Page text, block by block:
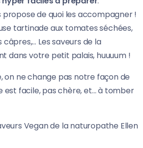
propose de quoi les accompagner !
tartinade aux tomates séchées,
câpres,… Les saveurs de la
dans votre petit palais, huuuum !
on ne change pas notre façon de
facile, pas chère, et… à tomber
Vegan de la naturopathe Ellen